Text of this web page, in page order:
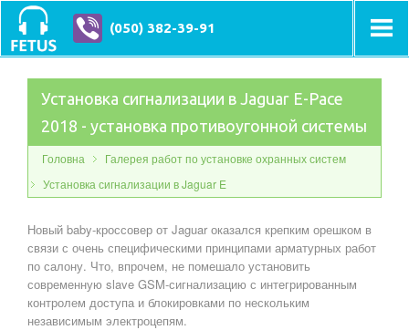
(050) 382-39-91
Установка сигнализации в Jaguar E-Pace
2018 - установка противоугонной системы
Головна
Галерея работ по установке охранных систем
Установка сигнализации в Jaguar E
Новый baby-кроссовер от Jaguar оказался крепким орешком в
связи с очень специфическими принципами арматурных работ
по салону. Что, впрочем, не помешало установить
современную slave GSM-сигнализацию с интегрированным
контролем доступа и блокировками по нескольким
независимым электроцепям.